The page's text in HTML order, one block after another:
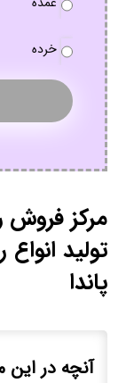
خرده
مرکز فروش
تولید
پاندا
آنچه در این